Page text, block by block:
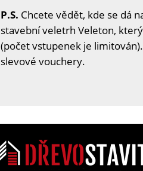
P.S. Chcete vědět, kde se dá
stavební veletrh Veleton,
(počet vstupenek je
slevové vouchery.